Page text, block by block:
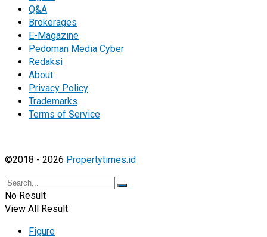
Q&A
Brokerages
E-Magazine
Pedoman Media Cyber
Redaksi
About
Privacy Policy
Trademarks
Terms of Service
©2018 - 2026 Propertytimes.id
No Result
View All Result
Figure